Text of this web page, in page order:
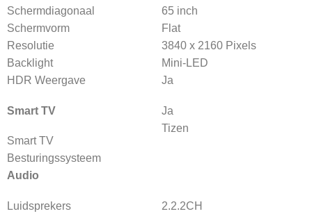
Schermdiagonaal
Schermvorm
Resolutie
Backlight
HDR Weergave
65 inch
Flat
3840 x 2160 Pixels
Mini-LED
Ja
Smart TV
Smart TV
Besturingssysteem
Ja
Tizen
Audio
Luidsprekers
2.2.2CH